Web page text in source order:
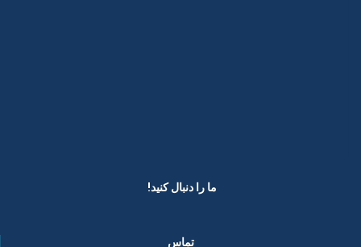
ما را دنبال کنید! ​
تماس